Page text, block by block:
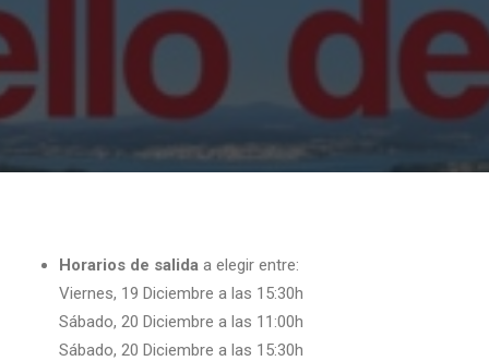
Horarios de salida a elegir entre:
Viernes, 19 Diciembre a las 15:30h
Sábado, 20 Diciembre a las 11:00h
Sábado, 20 Diciembre a las 15:30h